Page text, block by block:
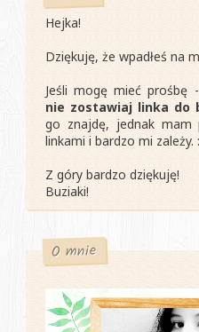
Hejka!
Dziękuję, że wpadłeś na
Jeśli mogę mieć prośbę
nie zostawiaj linka do
go znajdę, jednak mam
linkami i bardzo mi zależy.
Z góry bardzo dziękuję!
Buziaki!
O mnie